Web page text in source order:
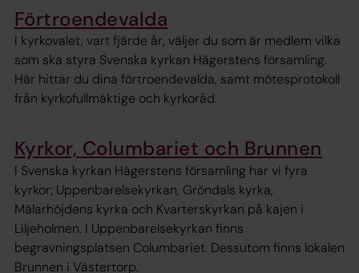
Förtroendevalda
I kyrkovalet, vart fjärde år, väljer du som är medlem vilka
som ska styra Svenska kyrkan Hägerstens församling.
Här hittar du dina förtroendevalda, samt mötesprotokoll
från kyrkofullmäktige och kyrkoråd.
Kyrkor, Columbariet och Brunnen
I Svenska kyrkan Hägerstens församling har vi fyra
kyrkor; Uppenbarelsekyrkan, Gröndals kyrka,
Mälarhöjdens kyrka och Kvarterskyrkan på kajen i
Liljeholmen. I Uppenbarelsekyrkan finns
begravningsplatsen Columbariet. Dessutom finns lokalen
Brunnen i Västertorp.